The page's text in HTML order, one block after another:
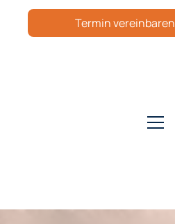
Termin vereinbaren